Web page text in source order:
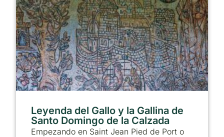
Leyenda del Gallo y la Gallina de
Santo Domingo de la Calzada
Empezando en Saint Jean Pied de Port o